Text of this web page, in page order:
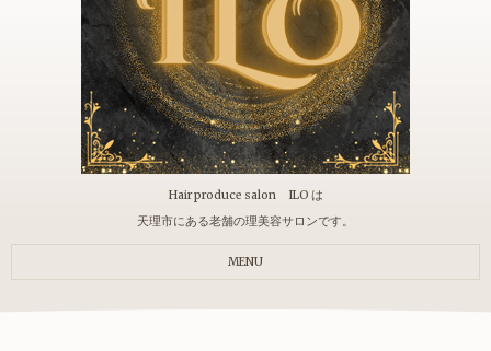
Hair produce salon ILO は
天理市にある老舗の理美容サロンです。
MENU